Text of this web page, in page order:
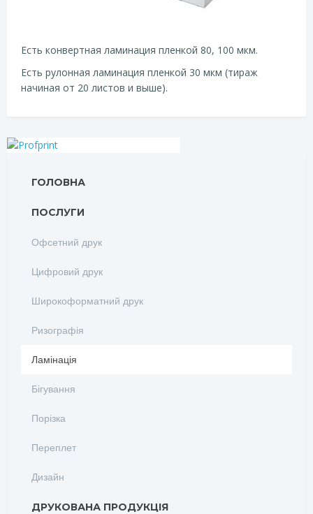
Есть конвертная ламинация пленкой 80, 100 мкм.
Есть рулонная ламинация пленкой 30 мкм (тираж
начиная от 20 листов и выше).
ГОЛОВНА
ПОСЛУГИ
Офсетний друк
Цифровий друк
Широкоформатний друк
Ризографія
Ламінація
Бігування
Порізка
Переплет
Дизайн
ДРУКОВАНА ПРОДУКЦІЯ